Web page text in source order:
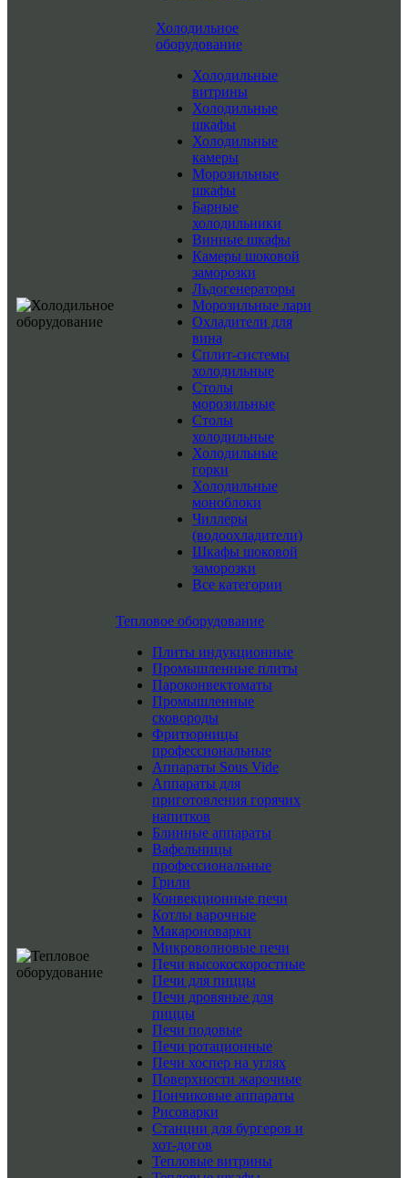
Холодильное
оборудование
Холодильные
витрины
Холодильные
шкафы
Холодильные
камеры
Морозильные
шкафы
Барные
холодильники
Винные шкафы
Камеры шоковой
заморозки
Льдогенераторы
Морозильные лари
Охладители для
вина
Сплит-системы
холодильные
Столы
морозильные
Столы
холодильные
Холодильные
горки
Холодильные
моноблоки
Чиллеры
(водоохладители)
Шкафы шоковой
заморозки
Все категории
Тепловое оборудование
Плиты индукционные
Промышленные плиты
Пароконвектоматы
Промышленные
сковороды
Фритюрницы
профессиональные
Аппараты Sous Vide
Аппараты для
приготовления горячих
напитков
Блинные аппараты
Вафельницы
профессиональные
Грили
Конвекционные печи
Котлы варочные
Макароноварки
Микроволновые печи
Печи высокоскоростные
Печи для пиццы
Печи дровяные для
пиццы
Печи подовые
Печи ротационные
Печи хоспер на углях
Поверхности жарочные
Пончиковые аппараты
Рисоварки
Станции для бургеров и
хот-догов
Тепловые витрины